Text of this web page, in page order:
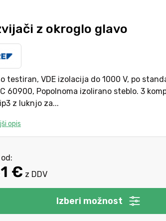
z okroglo glavo
testiran, VDE izolacija do 1000 V, po
60900, Popolnoma izolirano steblo. 3
z luknjo za...
opis
€ z DDV
Izberi možnost